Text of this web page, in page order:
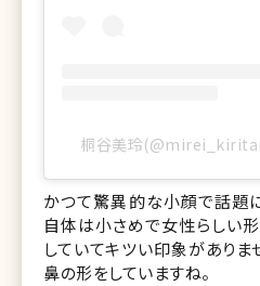
桐谷美玲
かつて驚異的な小顔で話題
自体は小さめで女性らしい形
していてキツい印象がありま
鼻の形をしていますね。